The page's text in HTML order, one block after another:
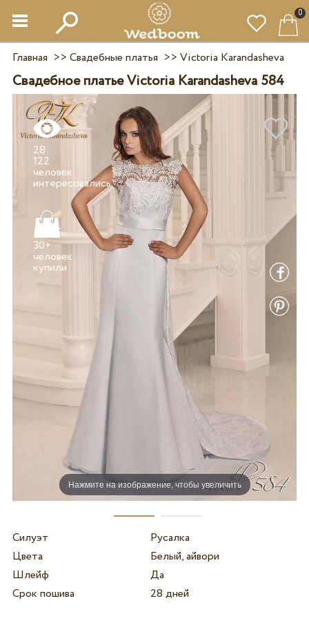
0
Главная >> Свадебные платья >> Victoria Karandasheva
Свадебное платье Victoria Karandasheva 584
Нажмите на изображение, чтобы увеличить
28
122
человек
интересовались
30+
человек
Силуэт
Русалка
Цвета
Белый, айвори
Шлейф
Да
Срок пошива
28 дней